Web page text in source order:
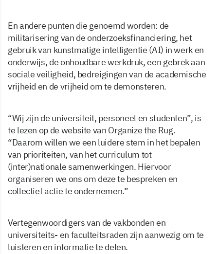
En andere punten die genoemd worden: de
militarisering van de onderzoeksfinanciering, het
gebruik van kunstmatige intelligentie (AI) in werk en
onderwijs, de onhoudbare werkdruk, een gebrek aan
sociale veiligheid, bedreigingen van de academische
vrijheid en de vrijheid om te demonsteren.
“Wij zijn de universiteit, personeel en studenten”, is
te lezen op de website van Organize the Rug.
“Daarom willen we een luidere stem in het bepalen
van prioriteiten, van het curriculum tot
(inter)nationale samenwerkingen. Hiervoor
organiseren we ons om deze te bespreken en
collectief actie te ondernemen.”
Vertegenwoordigers van de vakbonden en
universiteits- en faculteitsraden zijn aanwezig om te
luisteren en informatie te delen.